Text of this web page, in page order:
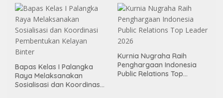
Bapas Kelas I Palangka
Raya Melaksanakan
Sosialisasi dan Koordinasi
Kurnia Nugraha Raih
Penghargaan Indonesia
Public Relations Top